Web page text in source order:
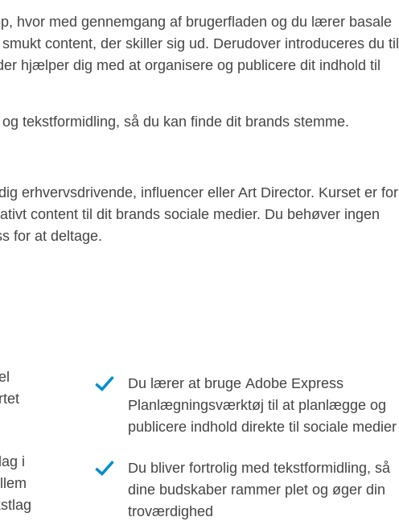
hvor med gennemgang af brugerfladen og du lærer basale
content, der skiller sig ud. Derudover introduceres du til
hjælper dig med at organisere og publicere dit indhold til
tekstformidling, så du kan finde dit brands stemme.
erhvervsdrivende, influencer eller Art Director. Kurset er for
content til dit brands sociale medier. Du behøver ingen
for at deltage.
i
Du lærer at bruge Adobe Express
Planlægningsværktøj til at planlægge og
publicere indhold direkte til sociale medier
Du bliver fortrolig med tekstformidling, så
dine budskaber rammer plet og øger din
troværdighed